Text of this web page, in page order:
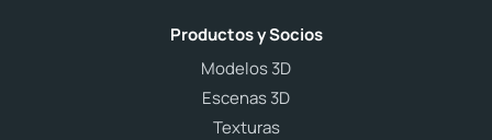
Productos y Socios
Modelos 3D
Escenas 3D
Texturas